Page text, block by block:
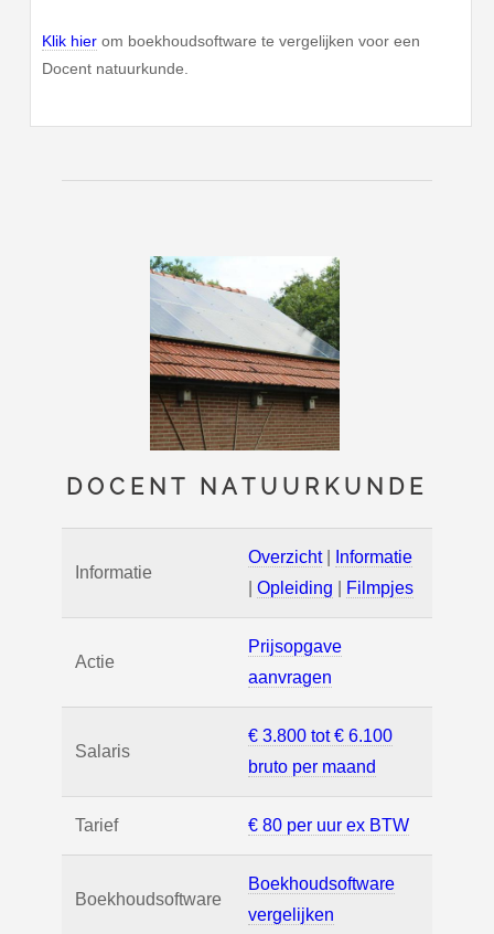
Klik hier om boekhoudsoftware te vergelijken voor een
Docent natuurkunde.
DOCENT NATUURKUNDE
Informatie
Overzicht|
Informatie
Opleiding Filmpjes
Actie
Prijsopgave
aanvragen
Salaris
€ 3.800 tot € 6.100
bruto per maand
Tarief € 80 per uur ex BTW
Boekhoudsoftware
Boekhoudsoftware
vergelijken